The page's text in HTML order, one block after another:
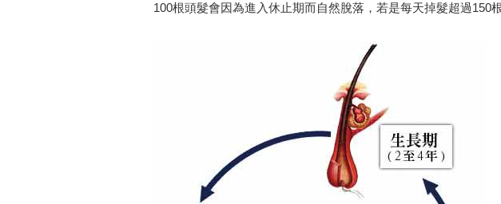
100根頭髮會因為進入休止期而自然脫落，若是每天掉髮超過150